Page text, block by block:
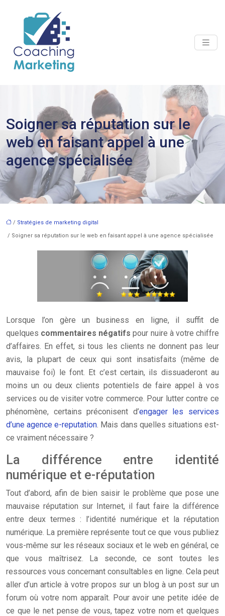
Soigner sa réputation sur le
web en faisant appel à une
agence spécialisée
/ Stratégies de marketing digital
/ Soigner sa réputation sur le web en faisant appel à une agence spécialisée
Lorsque l’on gère un business en ligne, il suffit de
quelques commentaires négatifs pour nuire à votre chiffre
d’affaires. En effet, si tous les clients ne donnent pas leur
avis, la plupart de ceux qui sont insatisfaits (même de
mauvaise foi) le font. Et c’est certain, ils dissuaderont au
moins un ou deux clients potentiels de faire appel à vos
services ou de visiter votre commerce. Pour lutter contre ce
phénomène, certains préconisent d’engager les services
d’une agence e-reputation. Mais dans quelles situations est-
ce vraiment nécessaire ?
La différence entre identité
numérique et e-réputation
Tout d’abord, afin de bien saisir le problème que pose une
mauvaise réputation sur Internet, il faut faire la différence
entre deux termes : l’identité numérique et la réputation
numérique. La première représente tout ce que vous publiez
vous-même sur les réseaux sociaux et le web en général, ce
que vous maîtrisez. La seconde, ce sont toutes les
ressources vous concernant consultables en ligne. Cela peut
aller d’un article à votre propos sur un blog à un post sur un
forum où votre nom apparaît. Pour avoir une petite idée de
ce que le net pense de vous, tapez votre nom et quelques